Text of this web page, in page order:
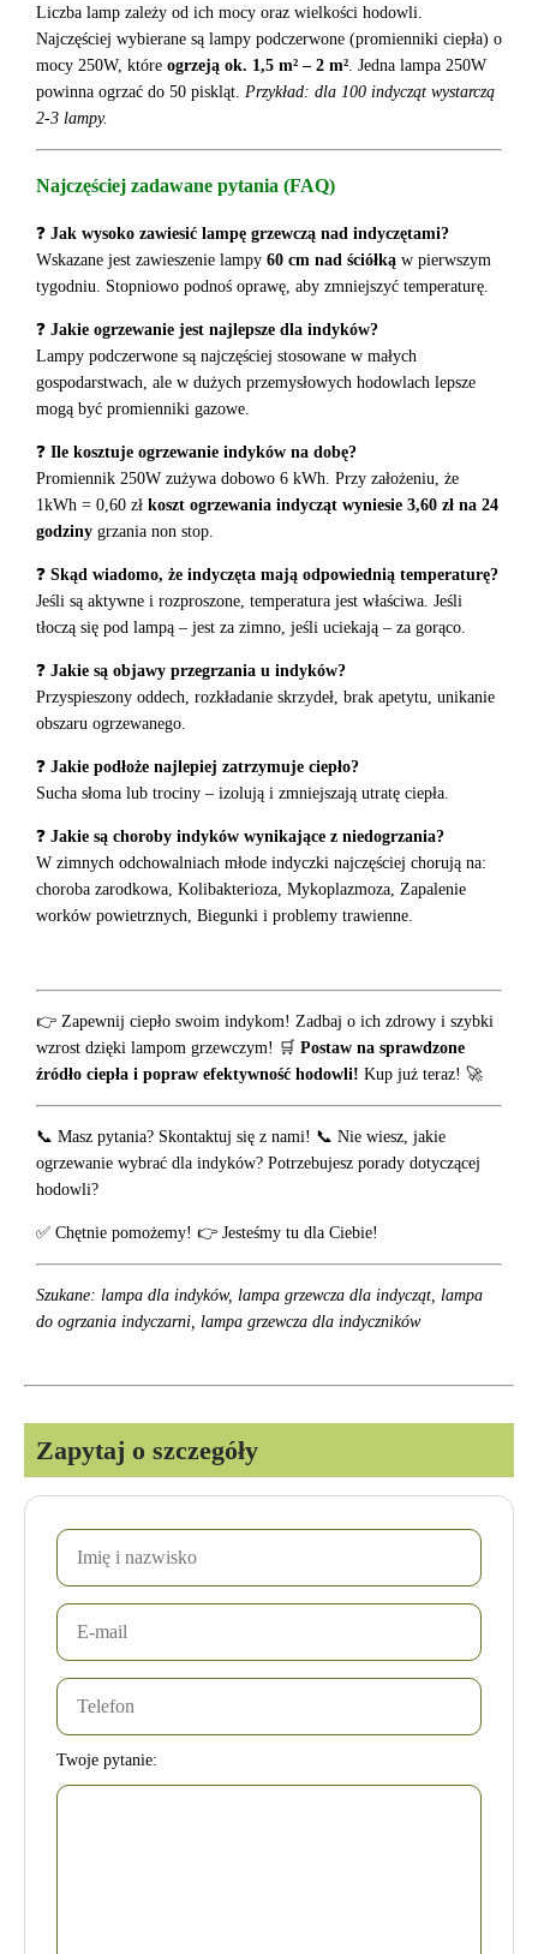
Liczba lamp zależy od ich mocy oraz wielkości hodowli.
Najczęściej wybierane są lampy podczerwone (promienniki ciepła) o
mocy 250W, które ogrzeją ok. 1,5 m² – 2 m² . Jedna lampa 250W
powinna ogrzać do 50 piskląt. Przykład: dla 100 indycząt wystarczą
2-3 lampy.
Najczęściej zadawane pytania (FAQ)
❓ Jak wysoko zawiesić lampę grzewczą nad indyczętami?
Wskazane jest zawieszenie lampy 60 cm nad ściółką w pierwszym
tygodniu. Stopniowo podnoś oprawę, aby zmniejszyć temperaturę.
❓ Jakie ogrzewanie jest najlepsze dla indyków?
Lampy podczerwone są najczęściej stosowane w małych
gospodarstwach, ale w dużych przemysłowych hodowlach lepsze
mogą być promienniki gazowe.
❓ Ile kosztuje ogrzewanie indyków na dobę?
Promiennik 250W zużywa dobowo 6 kWh. Przy założeniu, że
1kWh = 0,60 zł koszt ogrzewania indycząt wyniesie 3,60 zł na 24
godziny grzania non stop.
❓ Skąd wiadomo, że indyczęta mają odpowiednią temperaturę?
Jeśli są aktywne i rozproszone, temperatura jest właściwa. Jeśli
tłoczą się pod lampą – jest za zimno, jeśli uciekają – za gorąco.
❓ Jakie są objawy przegrzania u indyków?
Przyspieszony oddech, rozkładanie skrzydeł, brak apetytu, unikanie
obszaru ogrzewanego.
❓ Jakie podłoże najlepiej zatrzymuje ciepło?
Sucha słoma lub trociny – izolują i zmniejszają utratę ciepła.
❓ Jakie są choroby indyków wynikające z niedogrzania?
W zimnych odchowalniach młode indyczki najczęściej chorują na:
choroba zarodkowa, Kolibakterioza, Mykoplazmoza, Zapalenie
worków powietrznych, Biegunki i problemy trawienne.
👉 Zapewnij ciepło swoim indykom! Zadbaj o ich zdrowy i szybki
wzrost dzięki lampom grzewczym! 🛒 Postaw na sprawdzone
źródło ciepła i popraw efektywność hodowli! Kup już teraz! 🚀
📞 Masz pytania? Skontaktuj się z nami! 📞 Nie wiesz, jakie
ogrzewanie wybrać dla indyków? Potrzebujesz porady dotyczącej
hodowli?
✅ Chętnie pomożemy! 👉 Jesteśmy tu dla Ciebie!
Szukane: lampa dla indyków, lampa grzewcza dla indycząt, lampa
do ogrzania indyczarni, lampa grzewcza dla indyczników
Zapytaj o szczegóły
Twoje pytanie: